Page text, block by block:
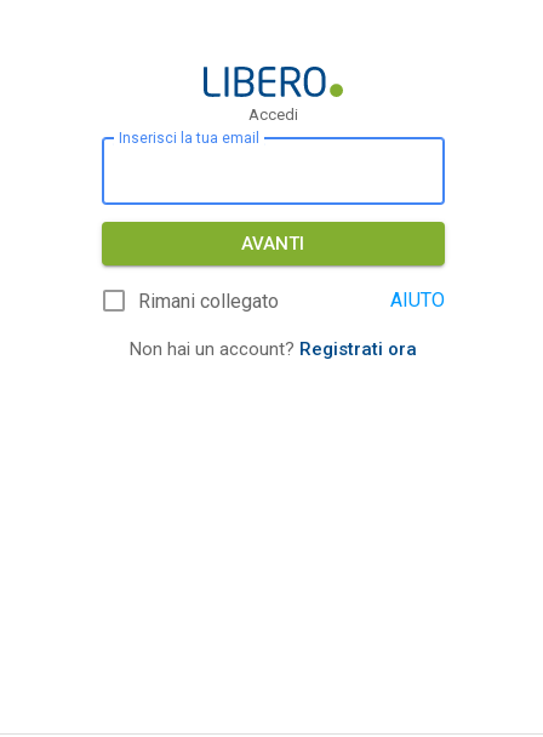
Accedi
Inserisci la tua email
AVANTI
Rimani collegato AIUTO
Non hai un account? Registrati ora